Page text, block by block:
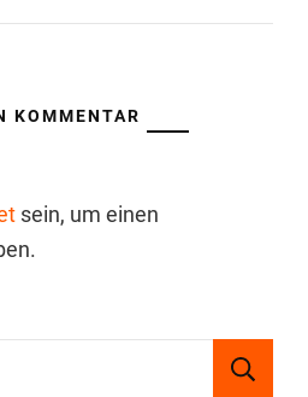
KOMMENTAR
sein, um einen